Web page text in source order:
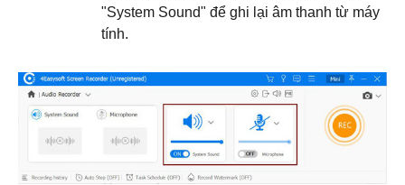
"System Sound" để ghi lại âm thanh từ máy
tính.